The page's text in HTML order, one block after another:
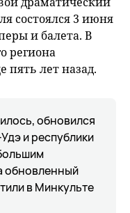
состоялся 3 июня
и балета. В
региона
пять лет назад.
обновился
и республики
обновленный
в Минкульте